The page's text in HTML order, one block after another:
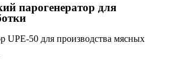
парогенератор для